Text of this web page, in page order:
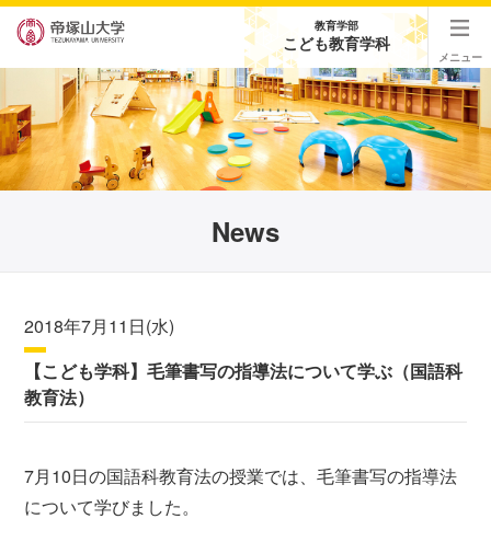
教育学部
こども教育学科
メニュー
News
2018年7月11日(水)
【こども学科】毛筆書写の指導法について学ぶ（国語科
教育法）
7月10日の国語科教育法の授業では、毛筆書写の指導法
について学びました。